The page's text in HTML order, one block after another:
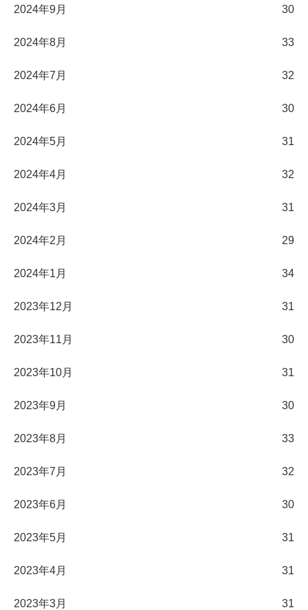
2024年9月 30
2024年8月 33
2024年7月 32
2024年6月 30
2024年5月 31
2024年4月 32
2024年3月 31
2024年2月 29
2024年1月 34
2023年12月 31
2023年11月 30
2023年10月 31
2023年9月 30
2023年8月 33
2023年7月 32
2023年6月 30
2023年5月 31
2023年4月 31
2023年3月 31